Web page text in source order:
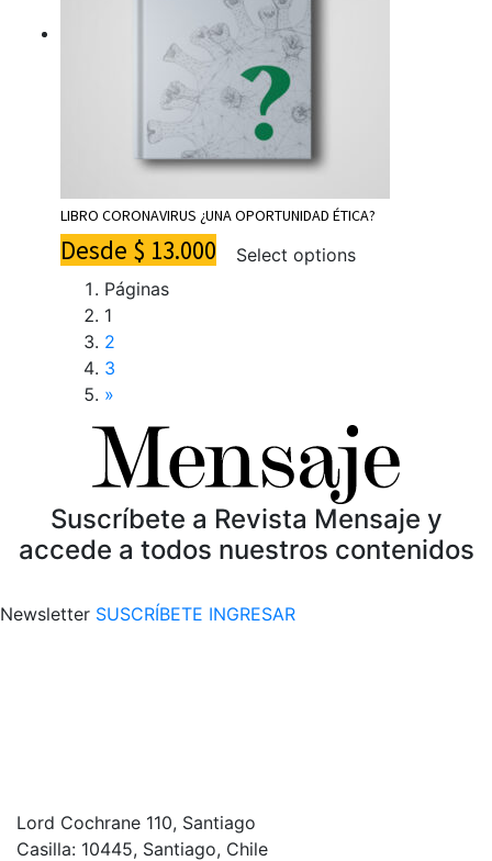
LIBRO CORONAVIRUS ¿UNA OPORTUNIDAD ÉTICA?
Desde $ 13.000
Select options
Páginas
1
2
3
»
Suscríbete a Revista Mensaje y
accede a todos nuestros contenidos
Newsletter SUSCRÍBETE INGRESAR
Lord Cochrane 110, Santiago
Casilla: 10445, Santiago, Chile